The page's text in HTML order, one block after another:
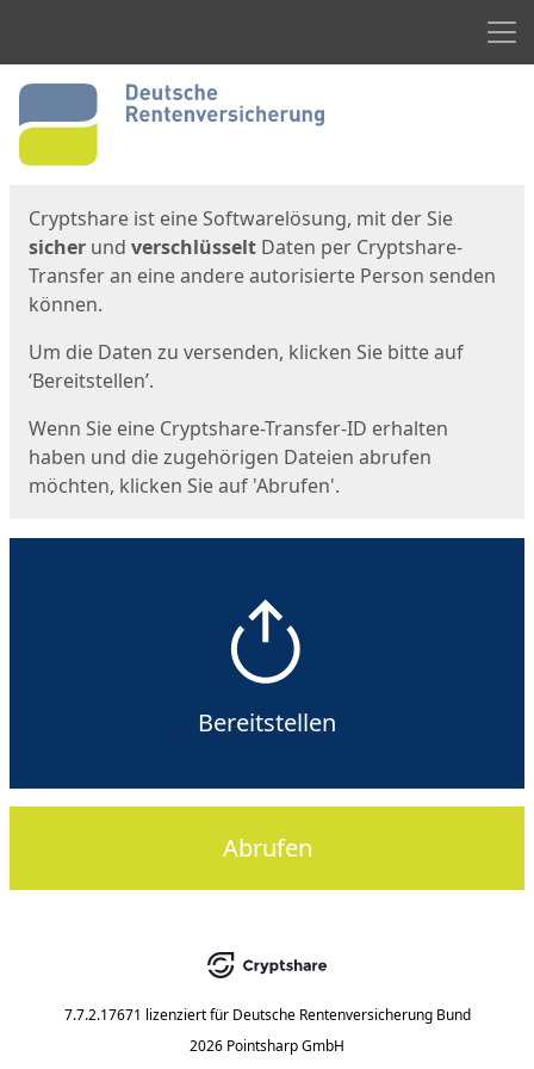
Start
Cryptshare ist eine Softwarelösung, mit der Sie
sicher und verschlüsselt Daten per Cryptshare-
Transfer an eine andere autorisierte Person senden
können.
Um die Daten zu versenden, klicken Sie bitte auf
‘Bereitstellen’.
Wenn Sie eine Cryptshare-Transfer-ID erhalten
haben und die zugehörigen Dateien abrufen
möchten, klicken Sie auf 'Abrufen'.
Bereitstellen
Abrufen
7.7.2.17671 lizenziert für Deutsche Rentenversicherung Bund
2026 Pointsharp GmbH